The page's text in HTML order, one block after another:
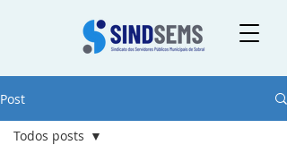
Post
Todos posts